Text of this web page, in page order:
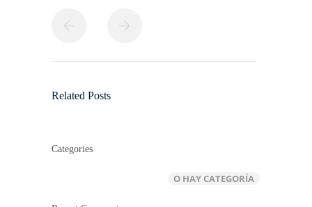
Related Posts
Categories
O HAY CATEGORÍA